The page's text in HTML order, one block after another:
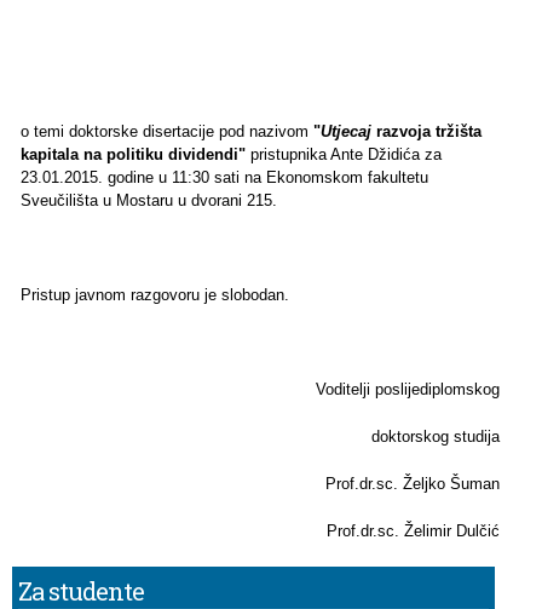
o temi doktorske disertacije pod nazivom "Utjecajrazvoja tržišta
kapitala na politiku dividendi"pristupnika Ante Džidića za
23.01.2015. godine u 11:30 sati na Ekonomskom fakultetu
Sveučilišta u Mostaru u dvorani 215.
Pristup javnom razgovoru je slobodan.
Voditelji poslijediplomskog
doktorskog studija
Prof.dr.sc. Željko Šuman
Prof.dr.sc. Želimir Dulčić
Za studente